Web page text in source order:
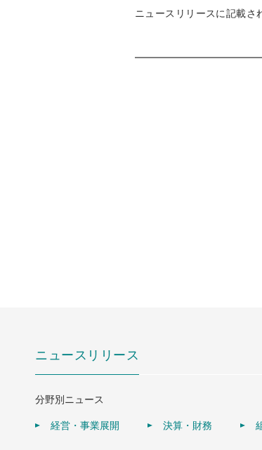
ニュースリリースに記載さ
ニュースリリース
分野別ニュース
経営・事業展開 決算・財務